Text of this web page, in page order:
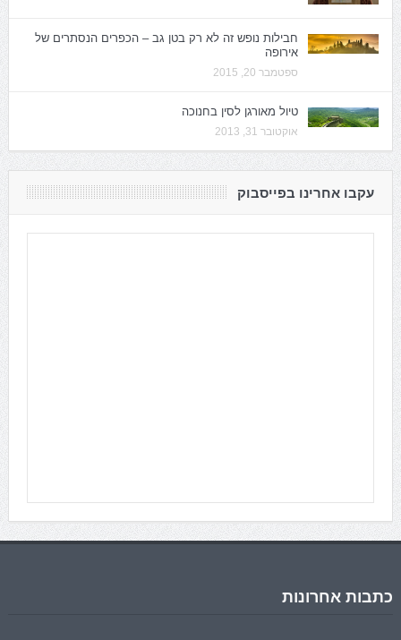
חבילות נופש זה לא רק בטן גב – הכפרים הנסתרים של
אירופה
ספטמבר 20, 2015
טיול מאורגן לסין בחנוכה
אוקטובר 31, 2013
עקבו אחרינו בפייסבוק
כתבות אחרונות